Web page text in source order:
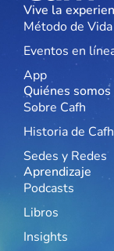
Vive la
Método de Vida
Eventos en
App
Quiénes somos
Sobre Cafh
Historia de Cafh
Sedes y Redes
Aprendizaje
Podcasts
Libros
Insights